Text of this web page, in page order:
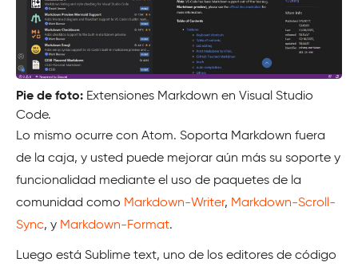
Pie de foto: Extensiones Markdown en Visual Studio
Code.
Lo mismo ocurre con Atom. Soporta Markdown fuera
de la caja, y usted puede mejorar aún más su soporte y
funcionalidad mediante el uso de paquetes de la
comunidad como Markdown-Writer, Markdown-Scroll-
Sync, y Markdown-Format.
Luego está Sublime text, uno de los editores de código